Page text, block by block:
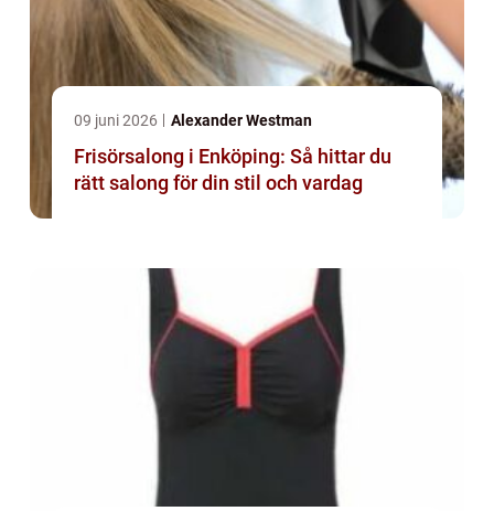
09 juni 2026 Alexander Westman
Frisörsalong i Enköping: Så hittar du
rätt salong för din stil och vardag